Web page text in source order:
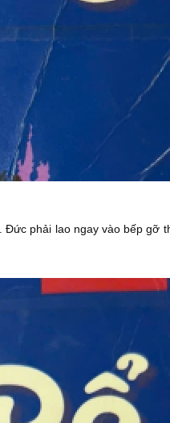
phải lao ngay vào bếp gỡ